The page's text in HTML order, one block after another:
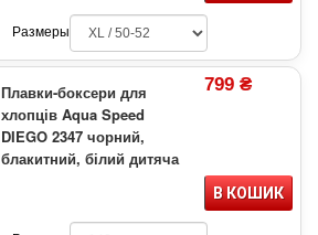
Размеры
Плавки-боксери для
хлопців Aqua Speed
DIEGO 2347 чорний,
блакитний, білий дитяча
799 ₴
В КОШИК